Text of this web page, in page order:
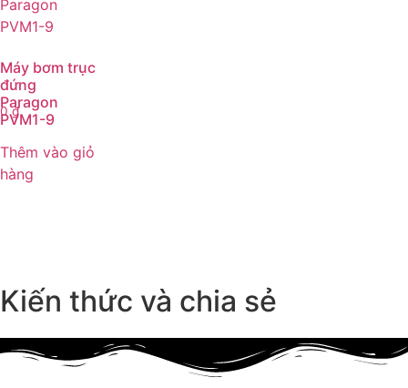
Máy bơm trục
đứng
Paragon
PVM1-9
0₫
Thêm vào giỏ
hàng
Kiến thức và chia sẻ